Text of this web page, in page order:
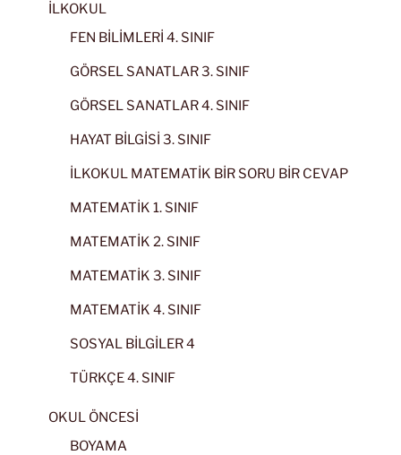
İLKOKUL
FEN BİLİMLERİ 4. SINIF
GÖRSEL SANATLAR 3. SINIF
GÖRSEL SANATLAR 4. SINIF
HAYAT BİLGİSİ 3. SINIF
İLKOKUL MATEMATİK BİR SORU BİR CEVAP
MATEMATİK 1. SINIF
MATEMATİK 2. SINIF
MATEMATİK 3. SINIF
MATEMATİK 4. SINIF
SOSYAL BİLGİLER 4
TÜRKÇE 4. SINIF
OKUL ÖNCESİ
BOYAMA